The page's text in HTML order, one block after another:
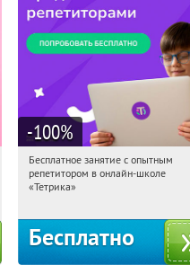
-100%
21:49:29 Получили:
Москва, Россия
Бесплатное занятие с опытным
репетитором в онлайн-школе
«Тетрика»
Бесплатно